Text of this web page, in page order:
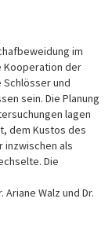
im
Kooperation der
und
sein. Die Planung
lagen
dem Kustos des
inzwischen als
Die
Walz und Dr.